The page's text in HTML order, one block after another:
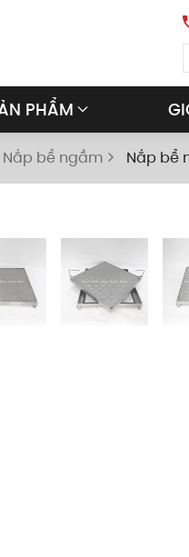
PHẨM
Nắp bể ngầm Nắp bể